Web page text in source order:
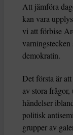
Att jämföra
kan vara
vi att förbise
demokratin.
Det första är
av stora
händelser
politisk
grupper av